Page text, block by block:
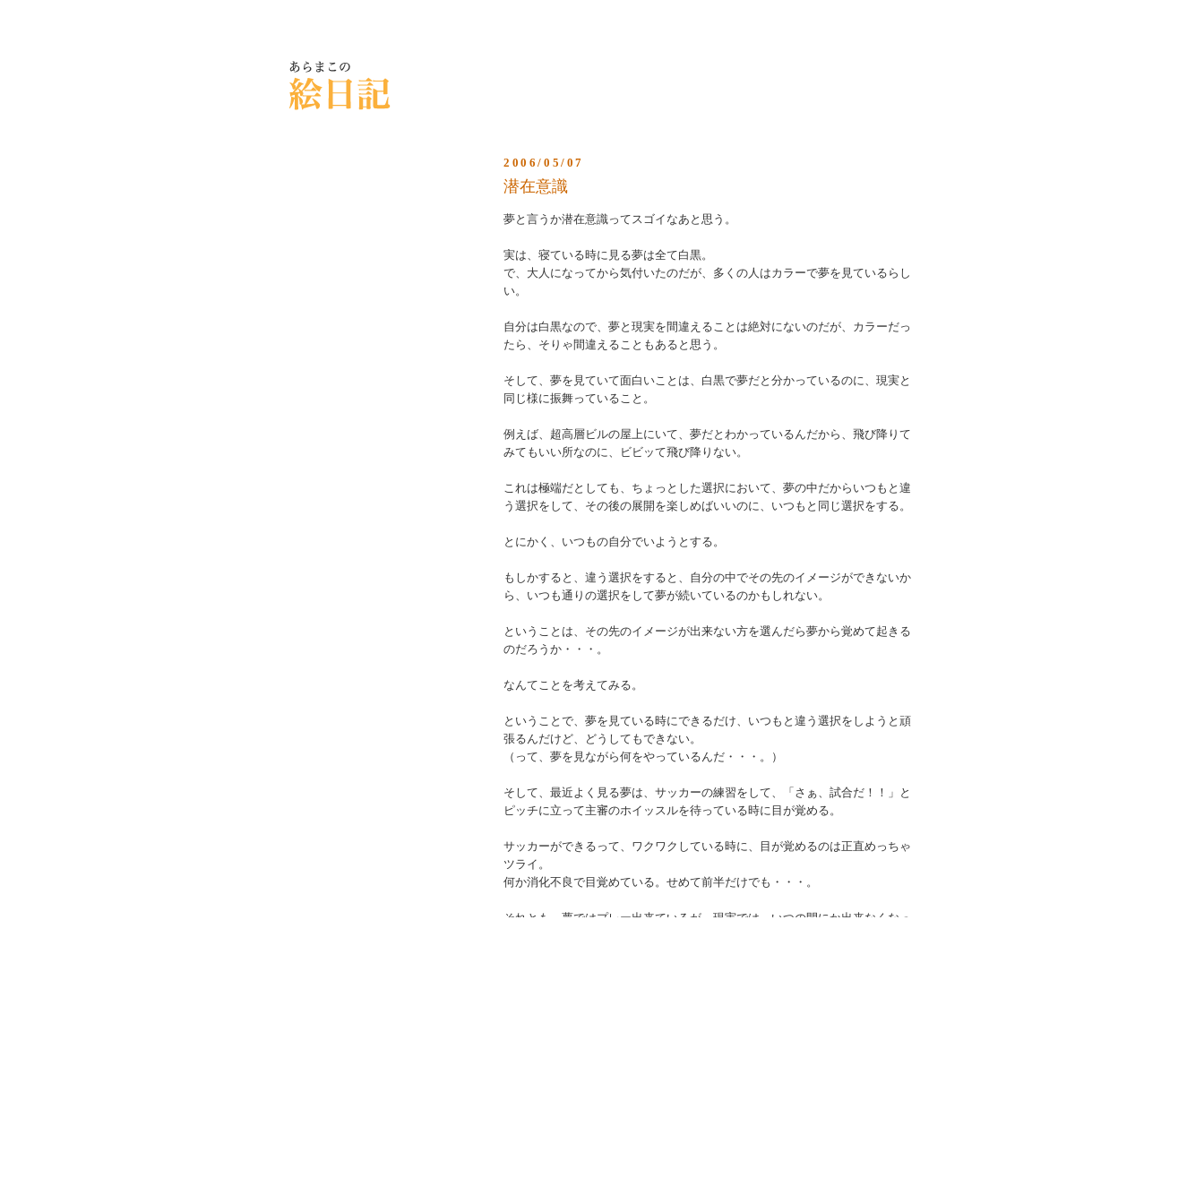
2006/05/07
潜在意識
夢と言うか潜在意識ってスゴイなあと思う。
実は、寝ている時に見る夢は全て白黒。
で、大人になってから気付いたのだが、多くの人はカラーで夢を見ているらし
い。
自分は白黒なので、夢と現実を間違えることは絶対にないのだが、カラーだっ
たら、そりゃ間違えることもあると思う。
そして、夢を見ていて面白いことは、白黒で夢だと分かっているのに、現実と
同じ様に振舞っていること。
例えば、超高層ビルの屋上にいて、夢だとわかっているんだから、飛び降りて
みてもいい所なのに、ビビッて飛び降りない。
これは極端だとしても、ちょっとした選択において、夢の中だからいつもと違
う選択をして、その後の展開を楽しめばいいのに、いつもと同じ選択をする。
とにかく、いつもの自分でいようとする。
もしかすると、違う選択をすると、自分の中でその先のイメージができないか
ら、いつも通りの選択をして夢が続いているのかもしれない。
ということは、その先のイメージが出来ない方を選んだら夢から覚めて起きる
のだろうか・・・。
なんてことを考えてみる。
ということで、夢を見ている時にできるだけ、いつもと違う選択をしようと頑
張るんだけど、どうしてもできない。
（って、夢を見ながら何をやっているんだ・・・。）
そして、最近よく見る夢は、サッカーの練習をして、「さぁ、試合だ！！」と
ピッチに立って主審のホイッスルを待っている時に目が覚める。
サッカーができるって、ワクワクしている時に、目が覚めるのは正直めっちゃ
ツライ。
何か消化不良で目覚めている。せめて前半だけでも・・・。
それとも、夢ではプレー出来ているが、現実では、いつの間にか出来なくなっ